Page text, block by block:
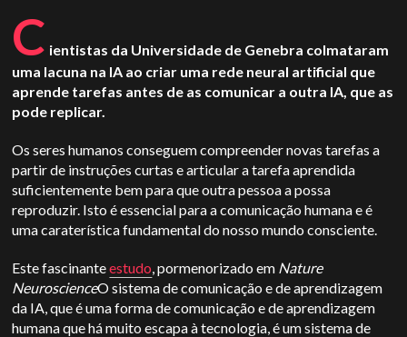
C ientistas da Universidade de Genebra colmataram
uma lacuna na IA ao criar uma rede neural artificial que
aprende tarefas antes de as comunicar a outra IA, que as
pode replicar.
Os seres humanos conseguem compreender novas tarefas a
partir de instruções curtas e articular a tarefa aprendida
suficientemente bem para que outra pessoa a possa
reproduzir. Isto é essencial para a comunicação humana e é
uma caraterística fundamental do nosso mundo consciente.
Este fascinanteestudo, pormenorizado em Nature
NeuroscienceO sistema de comunicação e de aprendizagem
da IA, que é uma forma de comunicação e de aprendizagem
humana que há muito escapa à tecnologia, é um sistema de